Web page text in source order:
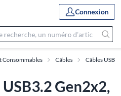
Connexion
Consommables Câbles Câbles USB
Gen2x2,